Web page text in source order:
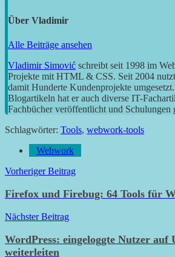
Über Vladimir
Alle Beiträge ansehen
Vladimir Simović schreibt seit 1998 im
Projekte mit HTML & CSS. Seit 2004
damit Hunderte Kundenprojekte
Blogartikeln hat er auch diverse IT-
Fachbücher veröffentlicht und Schulungen
Schlagwörter: Tools, webwork-tools
Webwork
Beitragsnavigation
Vorheriger Beitrag
Firefox und Firebug: 64 Tools für
Nächster Beitrag
WordPress: eingeloggte Nutzer auf
weiterleiten